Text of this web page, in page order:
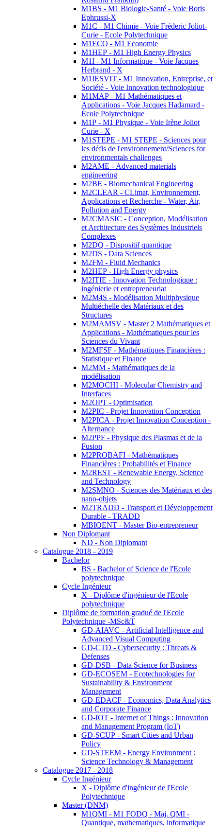
M1BS - M1 Biologie-Santé - Voie Boris
Ephrussi-X
M1C - M1 Chimie - Voie Fréderic Joliot-
Curie - Ecole Polytechnique
M1ECO - M1 Economie
M1HEP - M1 High Energy Physics
M1I - M1 Informatique - Voie Jacques
Herbrand - X
M1IESVIT - M1 Innovation, Entreprise, et
Société - Voie Innovation technologique
M1MAP - M1 Mathématiques et
Applications - Voie Jacques Hadamard -
École Polytechnique
M1P - M1 Physique - Voie Irène Joliot
Curie - X
M1STEPE - M1 STEPE - Sciences pour
les défis de l'environnement/Sciences for
environmentals challenges
M2AME - Advanced materials
engineering
M2BE - Biomechanical Engineering
M2CLEAR - CLimat, Environnement,
Applications et Recherche - Water, Air,
Pollution and Energy
M2CMASIC - Conception, Modélisation
et Architecture des Systèmes Industriels
Complexes
M2DQ - Dispositif quantique
M2DS - Data Sciences
M2FM - Fluid Mechanics
M2HEP - High Energy physics
M2ITIE - Innovation Technologique :
ingénierie et entrepreneuriat
M2M4S - Modélisation Multiphysique
Multiéchelle des Matériaux et des
Structures
M2MAMSV - Master 2 Mathématiques et
Applications - Mathématiques pour les
Sciences du Vivant
M2MFSF - Mathématiques Financières :
Statistique et Finance
M2MM - Mathématiques de la
modélisation
M2MOCHI - Molecular Chemistry and
Interfaces
M2OPT - Optimisation
M2PIC - Projet Innovation Conception
M2PICA - Projet Innovation Conception -
Alternance
M2PPF - Physique des Plasmas et de la
Fusion
M2PROBAFI - Mathématiques
Financières : Probabilités et Finance
M2REST - Renewable Energy, Science
and Technology
M2SMNO - Sciences des Matériaux et des
nano-objets
M2TRADD - Transport et Développement
Durable - TRADD
MBIOENT - Master Bio-entrepreneur
Non Diplomant
ND - Non Diplomant
Catalogue 2018 - 2019
Bachelor
BS - Bachelor of Science de l'Ecole
polytechnique
Cycle Ingénieur
X - Diplôme d'ingénieur de l'Ecole
polytechnique
Diplôme de formation gradué de l'Ecole
Polytechnique -MSc&T
GD-AIAVC - Artificial Intelligence and
Advanced Visual Computing
GD-CTD - Cybersecurity : Threats &
Defenses
GD-DSB - Data Science for Business
GD-ECOSEM - Ecotechnologies for
Sustainability & Environment
Management
GD-EDACF - Economics, Data Analytics
and Corporate Finance
GD-IOT - Internet of Things : Innovation
and Management Program (IoT)
GD-SCUP - Smart Cities and Urban
Policy
GD-STEEM - Energy Environment :
Science Technology & Management
Catalogue 2017 - 2018
Cycle Ingénieur
X - Diplôme d'ingénieur de l'Ecole
Polytechnique
Master (DNM)
M1QMI - M1 FODQ - Maj. QMI -
Quantique, mathematiques, informatique